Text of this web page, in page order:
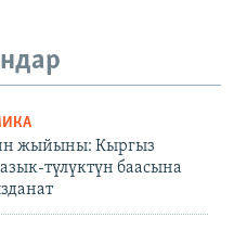
жыйыны: Кыргыз
түлүктүн баасына